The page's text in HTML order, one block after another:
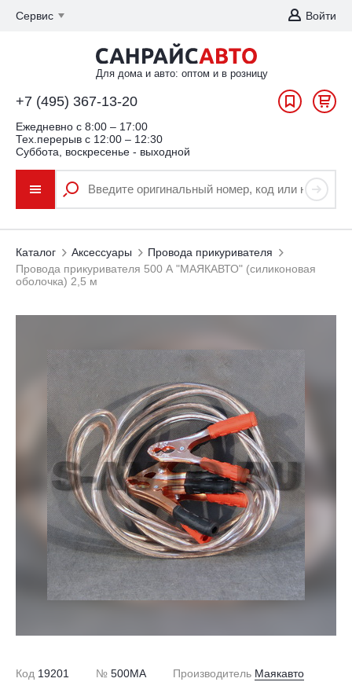
Сервис Войти
Для дома и авто: оптом и в розницу
+7 (495) 367-13-20
Ежедневно c 8:00 – 17:00
Тех.перерыв с 12:00 – 12:30
Суббота, воскресенье - выходной
Каталог Аксессуары
Провода прикуривателя
Провода прикуривателя 500 А "МАЯКАВТО" (силиконовая
оболочка) 2,5 м
Код 19201 № 500MA Производитель Маякавто